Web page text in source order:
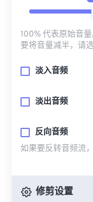
100% 代表原始音
要将音量减半，请
淡入音频
淡出音频
反向音频
如果要反转音频流
修剪设置